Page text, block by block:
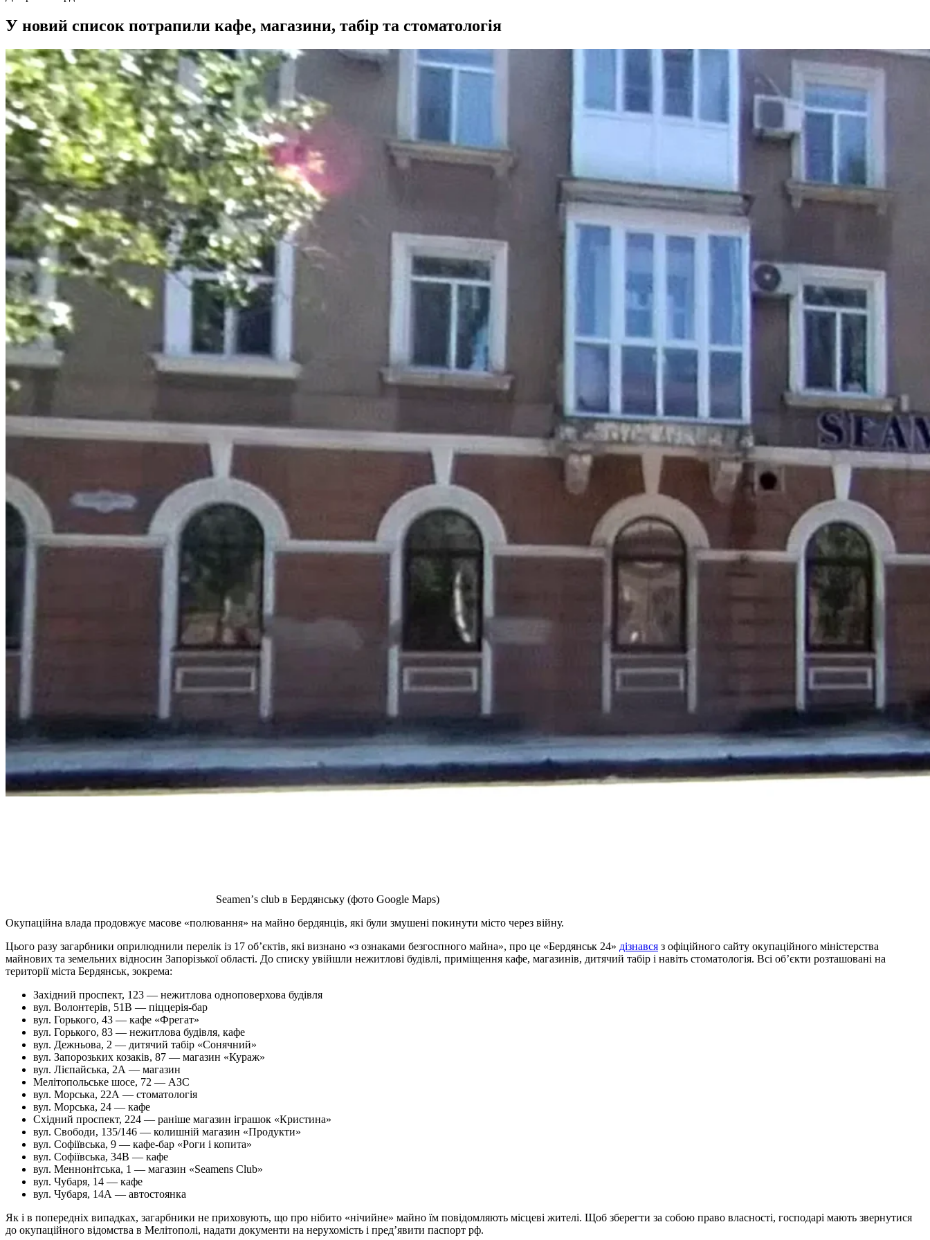
У новий список потрапили кафе, магазини, табір та стоматологія
Seamenʼs club в Бердянську (фото Google Maps)
Окупаційна влада продовжує масове «полювання» на майно бердянців, які були змушені покинути місто через війну.
Цього разу загарбники оприлюднили перелік із 17 об’єктів, які визнано «з ознаками безгоспного майна», про це «Бердянськ 24» дізнався з офіційного сайту окупаційного міністерства
майнових та земельних відносин Запорізької області. До списку увійшли нежитлові будівлі, приміщення кафе, магазинів, дитячий табір і навіть стоматологія. Всі об’єкти розташовані на
території міста Бердянськ, зокрема:
Західний проспект, 123 — нежитлова одноповерхова будівля
вул. Волонтерів, 51В — піццерія-бар
вул. Горького, 43 — кафе «Фрегат»
вул. Горького, 83 — нежитлова будівля, кафе
вул. Дежньова, 2 — дитячий табір «Сонячний»
вул. Запорозьких козаків, 87 — магазин «Кураж»
вул. Лієпайська, 2А — магазин
Мелітопольське шосе, 72 — АЗС
вул. Морська, 22А — стоматологія
вул. Морська, 24 — кафе
Східний проспект, 224 — раніше магазин іграшок «Кристина»
вул. Свободи, 135/146 — колишній магазин «Продукти»
вул. Софіївська, 9 — кафе-бар «Роги і копита»
вул. Софіївська, 34В — кафе
вул. Меннонітська, 1 — магазин «Seamens Club»
вул. Чубаря, 14 — кафе
вул. Чубаря, 14А — автостоянка
Як і в попередніх випадках, загарбники не приховують, що про нібито «нічийне» майно їм повідомляють місцеві жителі. Щоб зберегти за собою право власності, господарі мають звернутися
до окупаційного відомства в Мелітополі, надати документи на нерухомість і пред’явити паспорт рф.